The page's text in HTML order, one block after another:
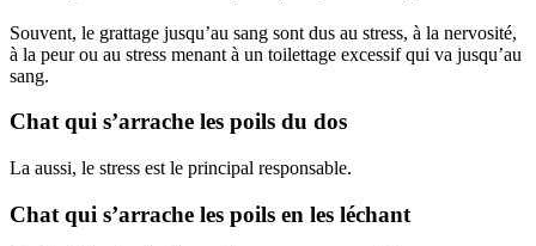
Souvent, le grattage jusqu’au sang sont dus au stress, à la nervosité,
à la peur ou au stress menant à un toilettage excessif qui va jusqu’au
sang.
Chat qui s’arrache les poils du dos
La aussi, le stress est le principal responsable.
Chat qui s’arrache les poils en les léchant